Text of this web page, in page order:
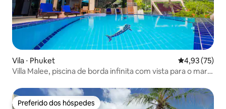
Vila ⋅ Phuket 4,93 de uma
4,93 (75)
Villa Malee, piscina de borda infinita com vista para o mar,
Preferido dos hóspedes